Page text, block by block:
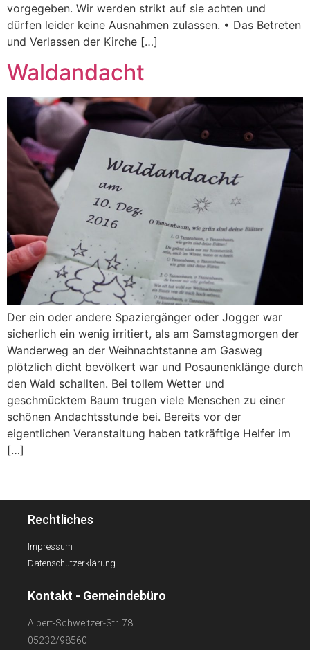
vorgegeben. Wir werden strikt auf sie achten und
dürfen leider keine Ausnahmen zulassen. • Das Betreten
und Verlassen der Kirche […]
Waldandacht
Der ein oder andere Spaziergänger oder Jogger war
sicherlich ein wenig irritiert, als am Samstagmorgen der
Wanderweg an der Weihnachtstanne am Gasweg
plötzlich dicht bevölkert war und Posaunenklänge durch
den Wald schallten. Bei tollem Wetter und
geschmücktem Baum trugen viele Menschen zu einer
schönen Andachtsstunde bei. Bereits vor der
eigentlichen Veranstaltung haben tatkräftige Helfer im
[…]
Kontakt - Gemeindebüro
Albert-Schweitzer-Str. 78
05232/98560
Rechtliches
Impressum
Datenschutzerklärung